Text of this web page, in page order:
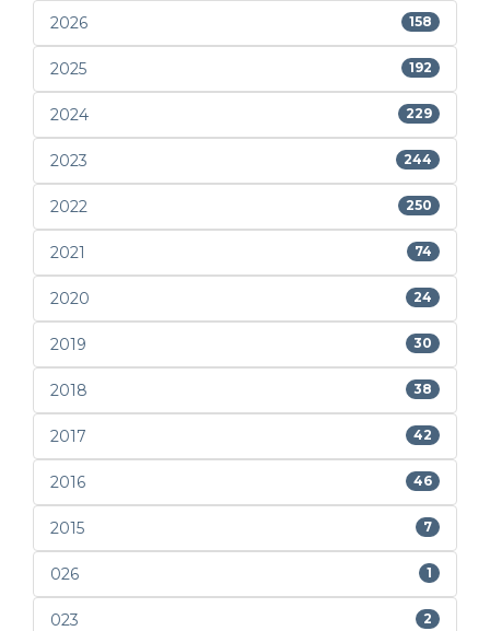
2026 158
2025 192
2024 229
2023 244
2022 250
2021 74
2020 24
2019 30
2018 38
2017 42
2016 46
2015 7
026 1
023 2